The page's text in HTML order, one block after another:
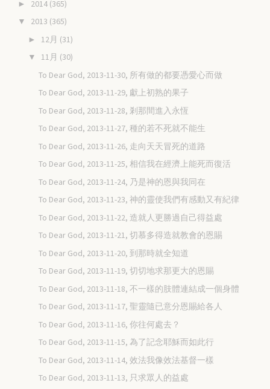
► 2014 (365)
▼ 2013 (365)
► 12月 (31)
▼ 11月 (30)
To Dear God, 2013-11-30, 所有做的都要憑愛心而做
To Dear God, 2013-11-29, 獻上初熟的果子
To Dear God, 2013-11-28, 剎那間進入永恆
To Dear God, 2013-11-27, 種的若不死就不能生
To Dear God, 2013-11-26, 走向天天冒死的道路
To Dear God, 2013-11-25, 相信我在經濟上能死而復活
To Dear God, 2013-11-24, 乃是神的恩與我同在
To Dear God, 2013-11-23, 神的靈使我們有感動又有紀律
To Dear God, 2013-11-22, 造就人更勝過自己得益處
To Dear God, 2013-11-21, 切慕多得造就教會的恩賜
To Dear God, 2013-11-20, 到那時就全知道
To Dear God, 2013-11-19, 切切地求那更大的恩賜
To Dear God, 2013-11-18, 不一樣的肢體連結成一個身體
To Dear God, 2013-11-17, 聖靈隨已意分恩賜給各人
To Dear God, 2013-11-16, 你往何處去？
To Dear God, 2013-11-15, 為了記念耶穌而如此行
To Dear God, 2013-11-14, 效法我像效法基督一樣
To Dear God, 2013-11-13, 只求眾人的益處